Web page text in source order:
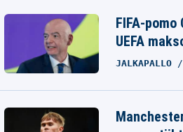
FIFA-
UEFA
JALKAPALLO